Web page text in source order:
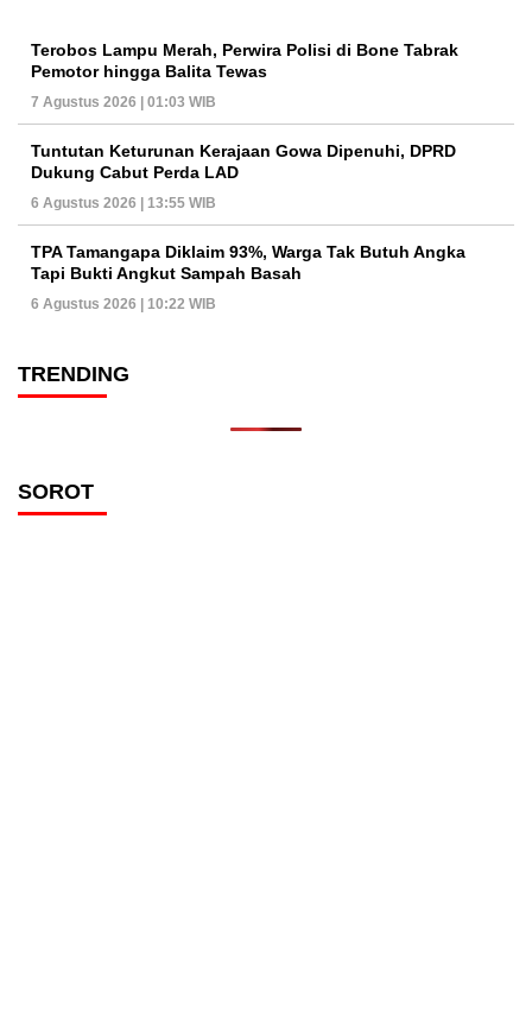
Terobos Lampu Merah, Perwira Polisi di Bone Tabrak
Pemotor hingga Balita Tewas
7 Agustus 2026 | 01:03 WIB
Tuntutan Keturunan Kerajaan Gowa Dipenuhi, DPRD
Dukung Cabut Perda LAD
6 Agustus 2026 | 13:55 WIB
TPA Tamangapa Diklaim 93%, Warga Tak Butuh Angka
Tapi Bukti Angkut Sampah Basah
6 Agustus 2026 | 10:22 WIB
TRENDING
SOROT